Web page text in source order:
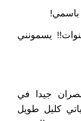
باسمي!
يسمونني
جيدا في
كليل طويل